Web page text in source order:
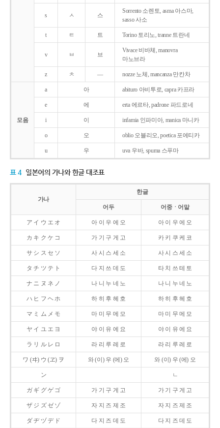
s ㅅ 스
Sorrento 소렌토, asma 아스마,
sasso 사소
t ㅌ 트 Torino 토리노, tranne 트란네
v ㅂ 브
Vivace 비바체, manovra
마노브라
z ㅊ ― nozze 노체, mancanza 만칸차
모음
a 아 abituro 아비투로, capra 카프라
e 에 erta 에르타, padrone 파드로네
i 이 infamia 인파미아, manica 마니카
o 오 oblio 오블리오, poetica 포에티카
u 우 uva 우바, spuma 스푸마
표 4 일본어의 가나와 한글 대조표
가나
한글
어두 어중ㆍ어말
ア イ ウ エ オ 아 이 우 에 오 아 이 우 에 오
カ キ ク ケ コ 가 기 구 게 고 카 키 쿠 케 코
サ シ ス セ ソ 사 시 스 세 소 사 시 스 세 소
タ チ ツ テ ト 다 지 쓰 데 도 타 치 쓰 테 토
ナ ニ ヌ ネ ノ 나 니 누 네 노 나 니 누 네 노
ハ ヒ フ ヘ ホ 하 히 후 헤 호 하 히 후 헤 호
マ ミ ム メ モ 마 미 무 메 모 마 미 무 메 모
ヤ イ ユ エ ヨ 야 이 유 에 요 야 이 유 에 요
ラ リ ル レ ロ 라 리 루 레 로 라 리 루 레 로
ワ (ヰ) ウ (ヱ) ヲ 와 (이) 우 (에) 오 와 (이) 우 (에) 오
ン ㄴ
ガ ギ グ ゲ ゴ 가 기 구 게 고 가 기 구 게 고
ザ ジ ズ ゼ ゾ 자 지 즈 제 조 자 지 즈 제 조
ダ ヂ ヅ デ ド 다 지 즈 데 도 다 지 즈 데 도